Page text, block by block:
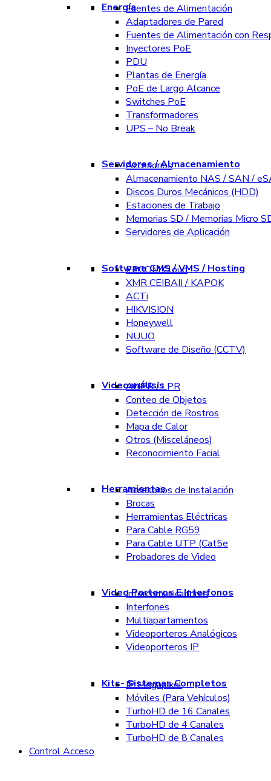
EnergíaFuentes de Alimentación
Adaptadores de Pared
Fuentes de Alimentación con
Inyectores PoE
PDU
Plantas de Energía
PoE de Largo Alcance
Switches PoE
Transformadores
UPS – No Break
Servidores / Almacenamiento
Accesorios
Almacenamiento NAS / SAN /
Discos Duros Mecánicos (HDD)
Estaciones de Trabajo
Memorias SD / Memorias Micro
Servidores de Aplicación
Software CMS / VMS / Hosting
EPCOM Cloud
XMR CEIBAII / KAPOK
ACTi
HIKVISION
Honeywell
NUUO
Software de Diseño (CCTV)
Videoanálisis
ANPR / LPR
Conteo de Objetos
Detección de Rostros
Mapa de Calor
Otros (Misceláneos)
Reconocimiento Facial
Herramientas
Accesorios de Instalación
Brocas
Herramientas Eléctricas
Para Cable RG59
Para Cable UTP (Cat5e
Probadores de Video
Video Porteros E Interfonos
Intercomunicadores
Interfones
Multiapartamentos
Videoporteros Analógicos
Videoporteros IP
Kits- Sistemas Completos
IP Megapixel
Móviles (Para Vehículos)
TurboHD de 16 Canales
TurboHD de 4 Canales
TurboHD de 8 Canales
Control Acceso